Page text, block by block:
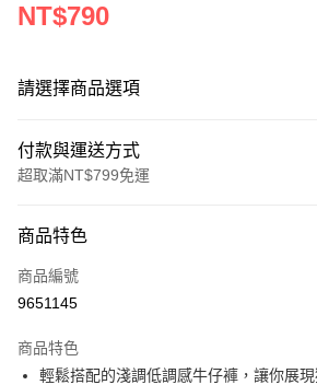
NT$790
請選擇商品選項
付款與運送方式
超取滿NT$799免運
信用卡一次付款
超商取貨付款
Apple Pay
商品特色
商品編號
9651145
商品特色
輕鬆搭配的淺調低調感牛仔褲，讓你展現